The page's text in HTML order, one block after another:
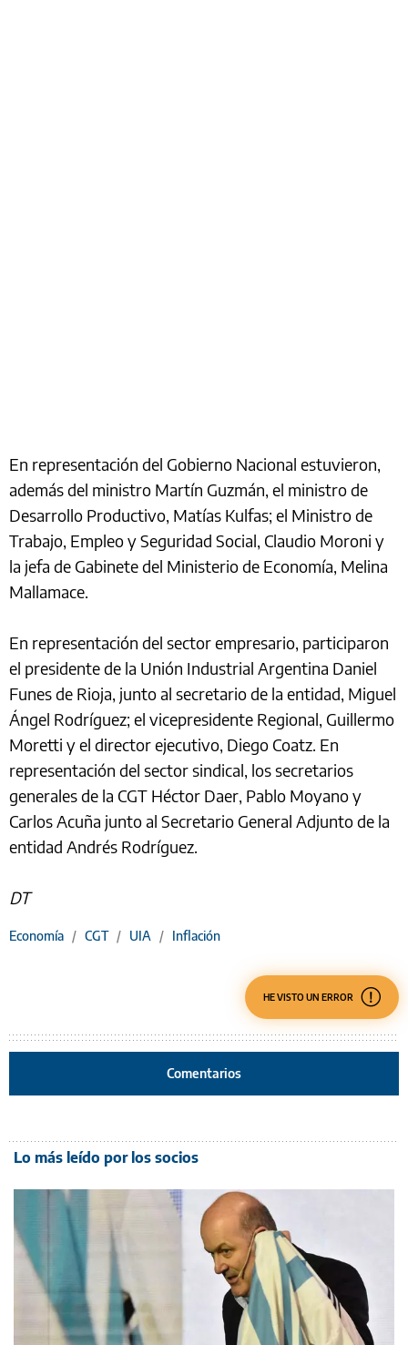
En representación del Gobierno Nacional estuvieron,
además del ministro Martín Guzmán, el ministro de
Desarrollo Productivo, Matías Kulfas; el Ministro de
Trabajo, Empleo y Seguridad Social, Claudio Moroni y
la jefa de Gabinete del Ministerio de Economía, Melina
Mallamace.
En representación del sector empresario, participaron
el presidente de la Unión Industrial Argentina Daniel
Funes de Rioja, junto al secretario de la entidad, Miguel
Ángel Rodríguez; el vicepresidente Regional, Guillermo
Moretti y el director ejecutivo, Diego Coatz. En
representación del sector sindical, los secretarios
generales de la CGT Héctor Daer, Pablo Moyano y
Carlos Acuña junto al Secretario General Adjunto de la
entidad Andrés Rodríguez.
DT
Economía / CGT / UIA / Inflación
HE VISTO UN ERROR
Comentarios
Lo más leído por los socios